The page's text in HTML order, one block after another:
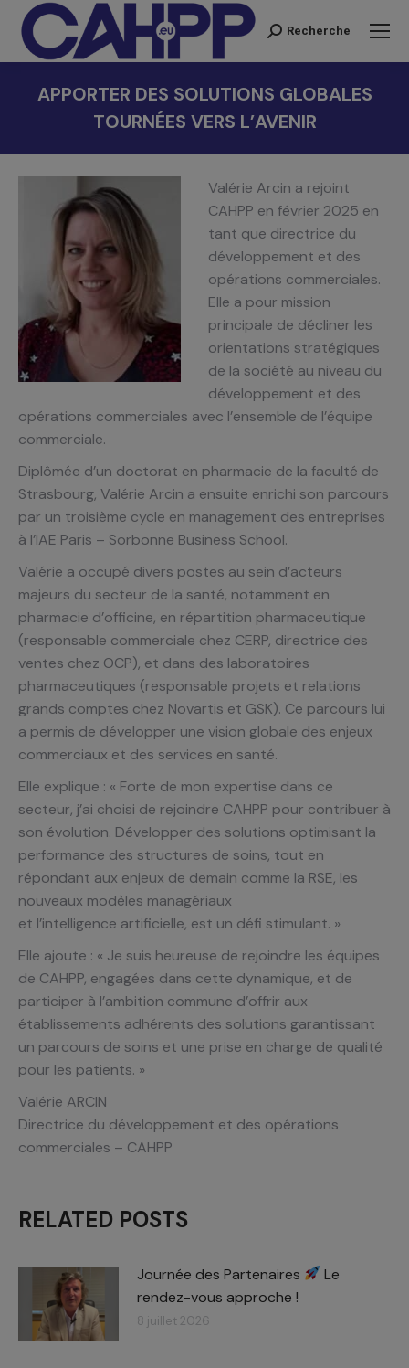
Recherche
Recherche
APPORTER DES SOLUTIONS GLOBALES
TOURNÉES VERS L’AVENIR
Valérie Arcin a rejoint
CAHPP en février 2025 en
tant que directrice du
développement et des
opérations commerciales.
Elle a pour mission
principale de décliner les
orientations stratégiques
de la société au niveau du
développement et des
opérations commerciales avec l’ensemble de l’équipe
commerciale.
Diplômée d’un doctorat en pharmacie de la faculté de
Strasbourg, Valérie Arcin a ensuite enrichi son parcours
par un troisième cycle en management des entreprises
à l’IAE Paris – Sorbonne Business School.
Valérie a occupé divers postes au sein d’acteurs
majeurs du secteur de la santé, notamment en
pharmacie d’officine, en répartition pharmaceutique
(responsable commerciale chez CERP, directrice des
ventes chez OCP), et dans des laboratoires
pharmaceutiques (responsable projets et relations
grands comptes chez Novartis et GSK). Ce parcours lui
a permis de développer une vision globale des enjeux
commerciaux et des services en santé.
Elle explique : « Forte de mon expertise dans ce
secteur, j’ai choisi de rejoindre CAHPP pour contribuer à
son évolution. Développer des solutions optimisant la
performance des structures de soins, tout en
répondant aux enjeux de demain comme la RSE, les
nouveaux modèles managériaux
et l’intelligence artificielle, est un défi stimulant. »
Elle ajoute : « Je suis heureuse de rejoindre les équipes
de CAHPP, engagées dans cette dynamique, et de
participer à l’ambition commune d’offrir aux
établissements adhérents des solutions garantissant
un parcours de soins et une prise en charge de qualité
pour les patients. »
Valérie ARCIN
Directrice du développement et des opérations
commerciales – CAHPP
RELATED POSTS
Journée des Partenaires
Le
rendez-vous approche !
8 juillet 2026